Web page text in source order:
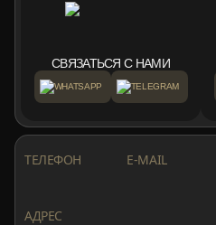
СВЯЗАТЬСЯ С НАМИ
WHATSAPP TELEGRAM
ТЕЛЕФОН E-MAIL
АДРЕС